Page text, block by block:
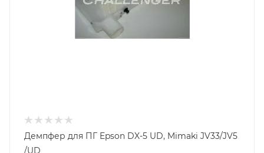
Демпфер для ПГ Epson DX-5 UD, Mimaki JV33/JV5
/UD